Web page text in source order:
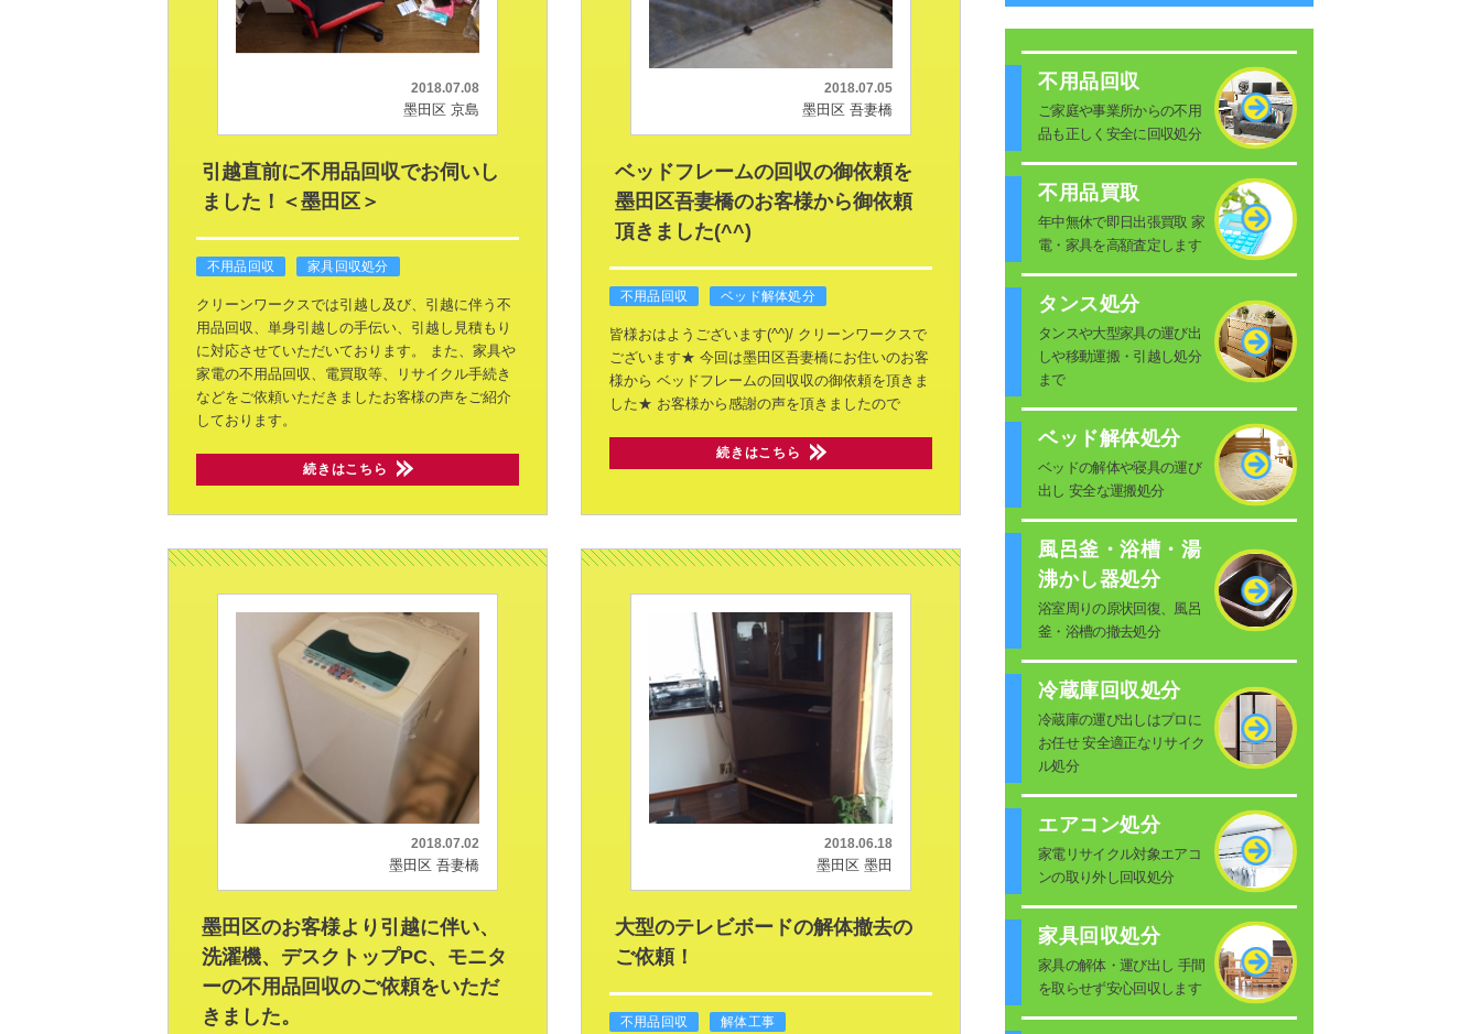
2018.07.08
墨田区 京島
引越直前に不用品回収でお伺いし
ました！＜墨田区＞
不用品回収 家具回収処分
クリーンワークスでは引越し及び、引越に伴う不
用品回収、単身引越しの手伝い、引越し見積もり
に対応させていただいております。
また、家具や
家電の不用品回収、電買取等、リサイクル手続き
などをご依頼いただきましたお客様の声をご紹介
しております。
続きはこちら
2018.07.05
墨田区 吾妻橋
ベッドフレームの回収の御依頼を
墨田区吾妻橋のお客様から御依頼
頂きました(^^)
不用品回収 ベッド解体処分
皆様おはようございます(^^)/ クリーンワークスで
ございます★ 今回は墨田区吾妻橋にお住いのお客
様から ベッドフレームの回収収の御依頼を頂きま
した★ お客様から感謝の声を頂きましたので
続きはこちら
2018.07.02
墨田区 吾妻橋
墨田区のお客様より引越に伴い、
洗濯機、デスクトップPC、モニタ
ーの不用品回収のご依頼をいただ
きました。
2018.06.18
墨田区 墨田
大型のテレビボードの解体撤去の
ご依頼！
不用品回収 解体工事
不用品回収
ご家庭や事業所からの不用
品も正しく安全に回収処分
不用品買取
年中無休で即日出張買取 家
電・家具を高額査定します
タンス処分
タンスや大型家具の運び出
しや移動運搬・引越し処分
まで
ベッド解体処分
ベッドの解体や寝具の運び
出し 安全な運搬処分
風呂釜・浴槽・湯
沸かし器処分
浴室周りの原状回復、風呂
釜・浴槽の撤去処分
冷蔵庫回収処分
冷蔵庫の運び出しはプロに
お任せ 安全適正なリサイク
ル処分
エアコン処分
家電リサイクル対象エアコ
ンの取り外し回収処分
家具回収処分
家具の解体・運び出し 手間
を取らせず安心回収します